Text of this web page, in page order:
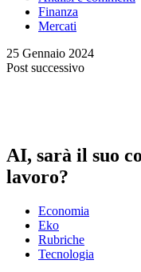
Finanza
Mercati
25 Gennaio 2024
Post successivo
AI, sarà il suo
lavoro?
Economia
Eko
Rubriche
Tecnologia